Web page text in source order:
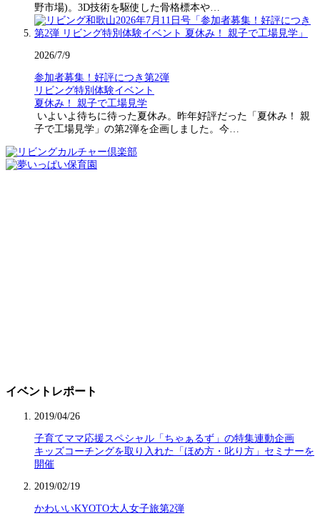
野市場)。3D技術を駆使した骨格標本や…
2026/7/9
参加者募集！好評につき第2弾
リビング特別体験イベント
夏休み！ 親子で工場見学
いよいよ待ちに待った夏休み。昨年好評だった「夏休み！ 親
子で工場見学」の第2弾を企画しました。今…
イベントレポート
2019/04/26
子育てママ応援スペシャル「ちゃぁるず」の特集連動企画
キッズコーチングを取り入れた「ほめ方・叱り方」セミナーを
開催
2019/02/19
かわいいKYOTO大人女子旅第2弾